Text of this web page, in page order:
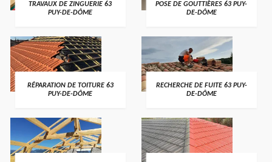
TRAVAUX DE ZINGUERIE 63
PUY-DE-DÔME
POSE DE GOUTTIÈRES 63 PUY-
DE-DÔME
RÉPARATION DE TOITURE 63
PUY-DE-DÔME
RECHERCHE DE FUITE 63 PUY-
DE-DÔME